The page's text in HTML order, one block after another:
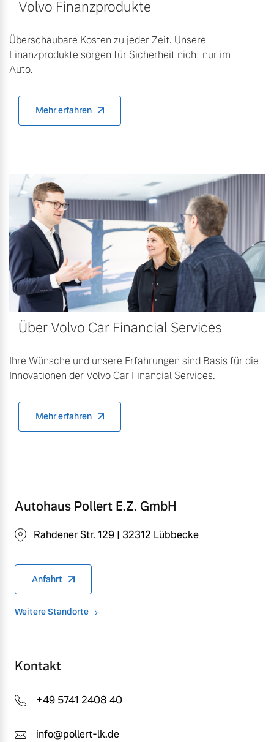
Volvo Finanzprodukte
Überschaubare Kosten zu jeder Zeit. Unsere
Finanzprodukte sorgen für Sicherheit nicht nur im
Auto.
Mehr erfahren
Über Volvo Car Financial Services
Ihre Wünsche und unsere Erfahrungen sind Basis für die
Innovationen der Volvo Car Financial Services.
Mehr erfahren
Autohaus Pollert E.Z. GmbH
Rahdener Str. 129 | 32312 Lübbecke
Anfahrt
Weitere Standorte
Kontakt
+49 5741 2408 40
info@pollert-lk.de